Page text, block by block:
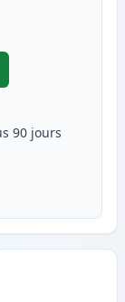
Brother TN230M
90 jours